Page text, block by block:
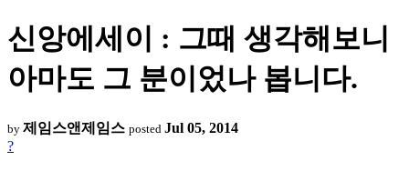
신앙에세이 : 그때 생각해보니
아마도 그 분이었나 봅니다.
by 제임스앤제임스 posted Jul 05, 2014
?